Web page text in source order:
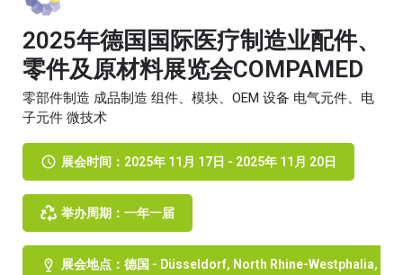
2025年德国国际医疗制造业配件、
零件及原材料展览会COMPAMED
零部件制造 成品制造 组件、模块、OEM 设备 电气元件、电
子元件 微技术
展会时间：2025年 11月 17日 - 2025年 11月 20日
举办周期：一年一届
展会地点：德国 - Düsseldorf, North Rhine-Westphalia,